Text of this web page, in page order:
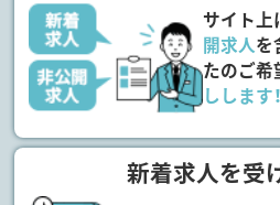
サイト上
開求人を
たのご希
しします！
新着求人を受